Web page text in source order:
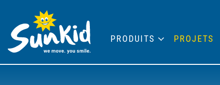
PRODUITS PROJETS